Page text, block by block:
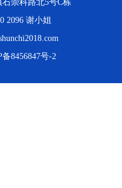
崇科路北5号C栋
2096 谢小姐
备8456847号-2